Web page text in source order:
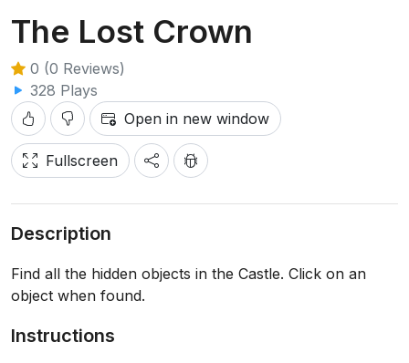
The Lost Crown
0 (0 Reviews)
328 Plays
Open in new window
Fullscreen
Description
Find all the hidden objects in the Castle. Click on an
object when found.
Instructions